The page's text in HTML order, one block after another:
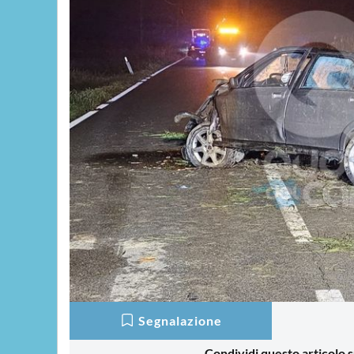
Segnalazione